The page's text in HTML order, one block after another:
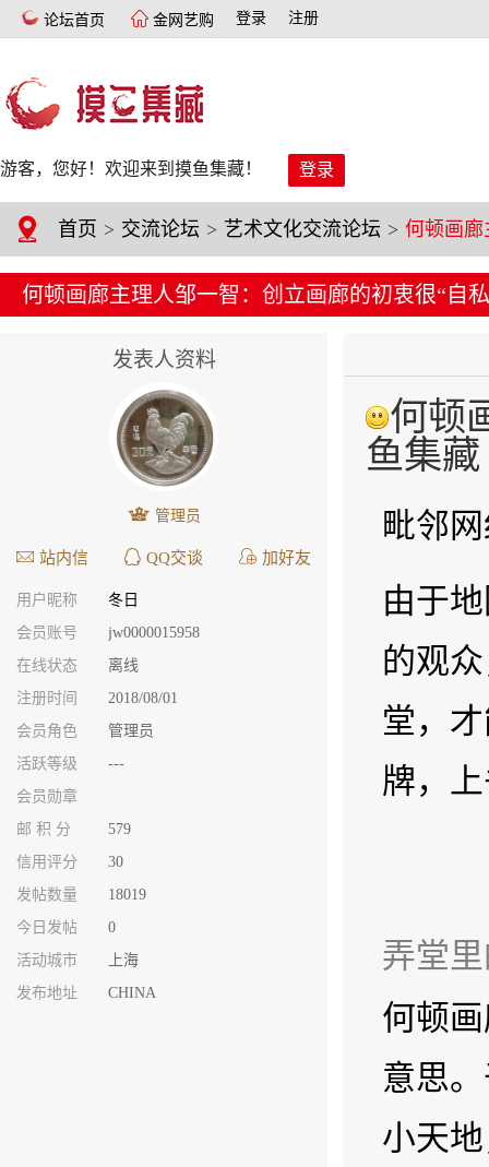
论坛首页 金网艺购 登录 注册
游客，您好！欢迎来到摸鱼集藏！ 登录
首页 > 交流论坛 > 艺术文化交流论坛 >
何顿画廊主理人邹一智：创立画廊的初衷很“自
发表人资料
管理员
站内信 QQ交谈 加好友
用户昵称
冬日
会员账号
jw0000015958
在线状态
离线
注册时间
2018/08/01
会员角色
管理员
活跃等级
---
会员勋章
邮 积 分
579
信用评分
30
发帖数量
18019
今日发帖
0
活动城市
上海
发布地址
CHINA
何顿
鱼集藏
毗邻
由于
的观
堂，
牌，上
弄堂
何顿
意思
小天